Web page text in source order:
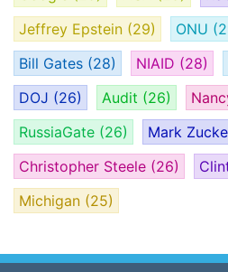
Jeffrey Epstein (29) ONU
Bill Gates (28) NIAID (28)
DOJ (26) Audit (26)
RussiaGate (26) Mark
Christopher Steele (26)
Michigan (25)